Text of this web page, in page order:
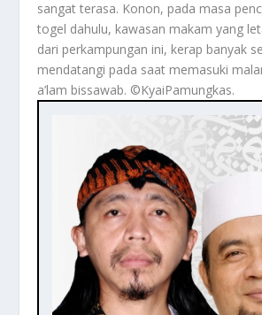
sangat terasa. Konon, pada masa
togel dahulu, kawasan makam yang
dari perkampungan ini, kerap banyak
mendatangi pada saat memasuki
a’lam bissawab. ©️KyaiPamungkas.